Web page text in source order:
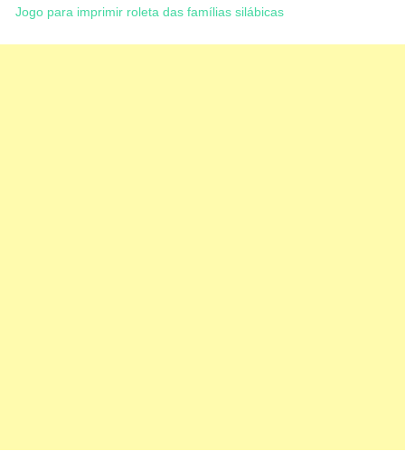
Jogo para imprimir roleta das famílias silábicas